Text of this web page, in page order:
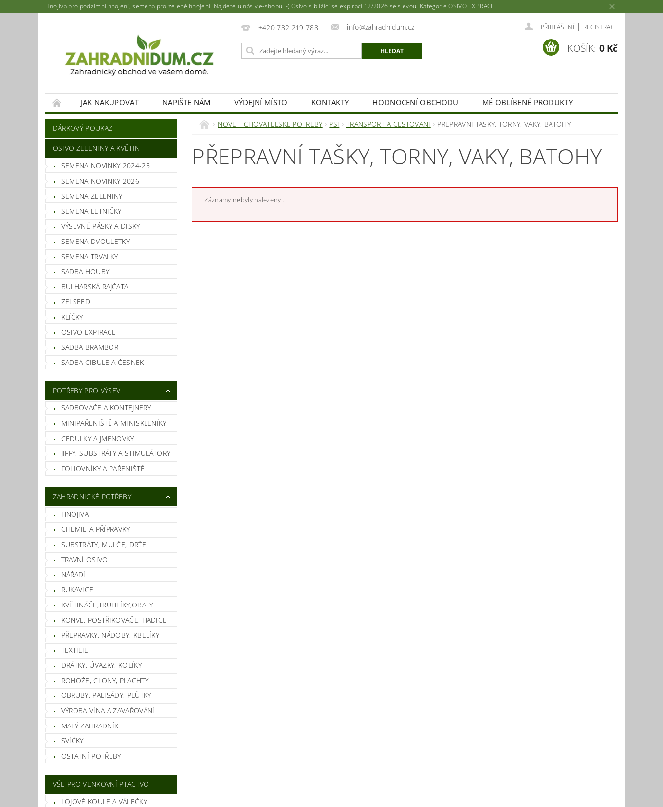
Hnojiva pro podzimní hnojení, semena pro zelené hnojení. Najdete u nás v e-shopu :-) Osivo s blížící se expirací 12/2026 se slevou! Kategorie OSIVO EXPIRACE.
+420 732 219 788 info@zahradnidum.cz PŘIHLÁŠENÍ | REGISTRACE
KOŠÍK: 0 Kč
JAK NAKUPOVAT NAPIŠTE NÁM VÝDEJNÍ MÍSTO KONTAKTY HODNOCENÍ OBCHODU MÉ OBLÍBENÉ PRODUKTY
DÁRKOVÝ POUKAZ
OSIVO ZELENINY A KVĚTIN
SEMENA NOVINKY 2024-25
SEMENA NOVINKY 2026
SEMENA ZELENINY
SEMENA LETNIČKY
VÝSEVNÉ PÁSKY A DISKY
SEMENA DVOULETKY
SEMENA TRVALKY
SADBA HOUBY
BULHARSKÁ RAJČATA
ZELSEED
KLÍČKY
OSIVO EXPIRACE
SADBA BRAMBOR
SADBA CIBULE A ČESNEK
POTŘEBY PRO VÝSEV
SADBOVAČE A KONTEJNERY
MINIPAŘENIŠTĚ A MINISKLENÍKY
CEDULKY A JMENOVKY
JIFFY, SUBSTRÁTY A STIMULÁTORY
FOLIOVNÍKY A PAŘENIŠTĚ
ZAHRADNICKÉ POTŘEBY
HNOJIVA
CHEMIE A PŘÍPRAVKY
SUBSTRÁTY, MULČE, DRŤE
TRAVNÍ OSIVO
NÁŘADÍ
RUKAVICE
KVĚTINÁČE,TRUHLÍKY,OBALY
KONVE, POSTŘIKOVAČE, HADICE
PŘEPRAVKY, NÁDOBY, KBELÍKY
TEXTILIE
DRÁTKY, ÚVAZKY, KOLÍKY
ROHOŽE, CLONY, PLACHTY
OBRUBY, PALISÁDY, PLŮTKY
VÝROBA VÍNA A ZAVAŘOVÁNÍ
MALÝ ZAHRADNÍK
SVÍČKY
OSTATNÍ POTŘEBY
VŠE PRO VENKOVNÍ PTACTVO
LOJOVÉ KOULE A VÁLEČKY
NOVĚ - CHOVATELSKÉ POTŘEBY PSI TRANSPORT A CESTOVÁNÍ PŘEPRAVNÍ TAŠKY, TORNY, VAKY, BATOHY
PŘEPRAVNÍ TAŠKY, TORNY, VAKY, BATOHY
Záznamy nebyly nalezeny...